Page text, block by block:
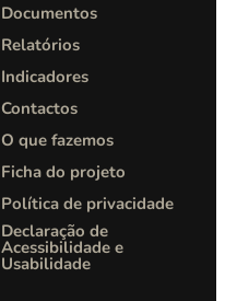
Documentos
Relatórios
Indicadores
Contactos
O que fazemos
Ficha do projeto
Política de privacidade​
Declaração de
Acessibilidade e
Usabilidade